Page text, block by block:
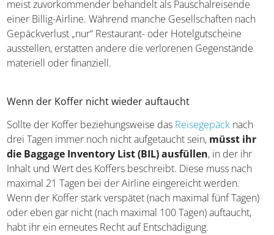
meist zuvorkommender behandelt als Pauschalreisende
einer Billig-Airline. Während manche Gesellschaften nach
Gepäckverlust „nur“ Restaurant- oder Hotelgutscheine
ausstellen, erstatten andere die verlorenen Gegenstände
materiell oder finanziell.
Wenn der Koffer nicht wieder auftaucht
Sollte der Koffer beziehungsweise das Reisegepäck nach
drei Tagen immer noch nicht aufgetaucht sein, müsst ihr
die Baggage Inventory List (BIL) ausfüllen, in der ihr
Inhalt und Wert des Koffers beschreibt. Diese muss nach
maximal 21 Tagen bei der Airline eingereicht werden.
Wenn der Koffer stark verspätet (nach maximal fünf Tagen)
oder eben gar nicht (nach maximal 100 Tagen) auftaucht,
habt ihr ein erneutes Recht auf Entschädigung.